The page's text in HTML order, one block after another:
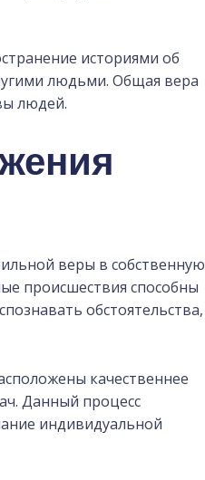
историями об
людьми. Общая вера
людей.
веры в собственную
происшествия способны
обстоятельства,
качественнее
Данный процесс
индивидуальной